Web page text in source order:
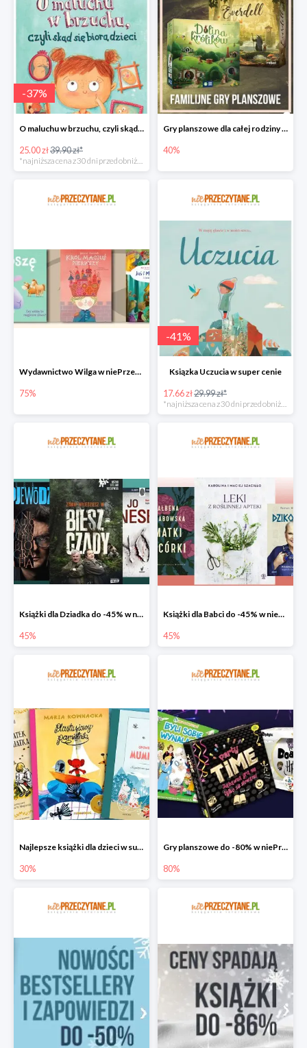
-37%
O maluchu w brzuchu, czyli skąd się biorą dzieci
25.00 zł39.90 zł*
*najniższa cena z 30 dni przed obniżką
Gry planszowe dla całej rodziny w promocyjnych cenach
40%
Wydawnictwo Wilga w niePrzeczytane.pl do -75%
75%
-41%
Ksiązka Uczucia w super cenie
17.66 zł29.99 zł*
Książki dla Dziadka do -45% w niePrzeczytane.pl
45%
Książki dla Babci do -45% w niePrzeczytane.pl
45%
Najlepsze książki dla dzieci w super cenie w niePrzeczytane.pl
30%
Gry planszowe do -80% w niePrzeczytane.pl
80%